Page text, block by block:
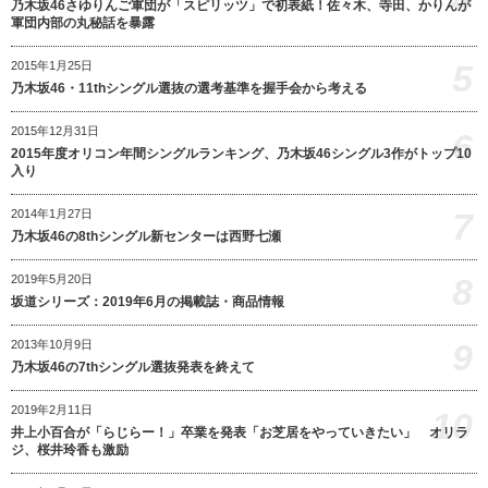
乃木坂46さゆりんご軍団が「スピリッツ」で初表紙！佐々木、寺田、かりんが
軍団内部の丸秘話を暴露
2015年1月25日
乃木坂46・11thシングル選抜の選考基準を握手会から考える
2015年12月31日
2015年度オリコン年間シングルランキング、乃木坂46シングル3作がトップ10
入り
6
2014年1月27日
乃木坂46の8thシングル新センターは西野七瀬
2019年5月20日
坂道シリーズ：2019年6月の掲載誌・商品情報
2013年10月9日
乃木坂46の7thシングル選抜発表を終えて
2019年2月11日
井上小百合が「らじらー！」卒業を発表「お芝居をやっていきたい」 オリラ
ジ、桜井玲香も激励
10